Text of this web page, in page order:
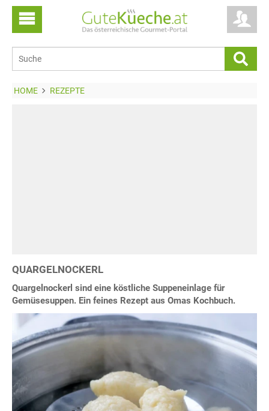
HOME REZEPTE
QUARGELNOCKERL
Quargelnockerl sind eine köstliche Suppeneinlage für
Gemüsesuppen. Ein feines Rezept aus Omas Kochbuch.